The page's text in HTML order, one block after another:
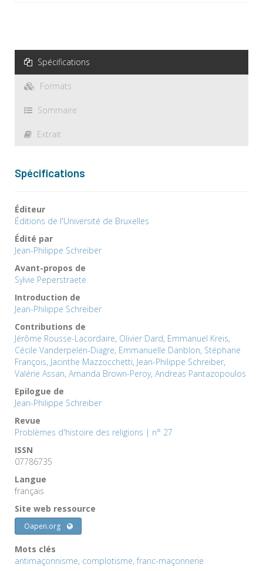
Spécifications
Formats
Sommaire
Extrait
Spécifications
Éditeur
Éditions de l'Université de Bruxelles
Édité par
Jean-Philippe Schreiber
Avant-propos de
Sylvie Peperstraete
Introduction de
Jean-Philippe Schreiber
Contributions de
Jérôme Rousse-Lacordaire, Olivier Dard, Emmanuel Kreis,
Cécile Vanderpelen-Diagre, Emmanuelle Danblon, Stéphane
François, Jacinthe Mazzocchetti, Jean-Philippe Schreiber,
Valérie Assan, Amanda Brown-Peroy, Andreas Pantazopoulos
Epilogue de
Jean-Philippe Schreiber
Revue
Problèmes d'histoire des religions | n° 27
ISSN
07786735
Langue
français
Site web ressource
Oapen.org
Mots clés
antimaçonnisme, complotisme,franc-maçonnerie